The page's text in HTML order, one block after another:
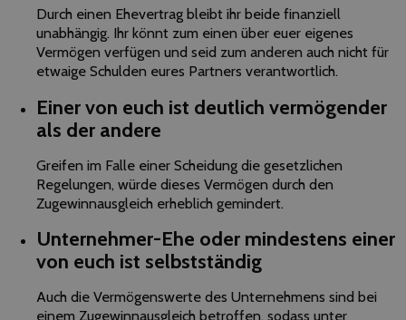
Durch einen Ehevertrag bleibt ihr beide finanziell
unabhängig. Ihr könnt zum einen über euer eigenes
Vermögen verfügen und seid zum anderen auch nicht für
etwaige Schulden eures Partners verantwortlich.
Einer von euch ist deutlich vermögender
als der andere
Greifen im Falle einer Scheidung die gesetzlichen
Regelungen, würde dieses Vermögen durch den
Zugewinnausgleich erheblich gemindert.
Unternehmer-Ehe oder mindestens einer
von euch ist selbstständig
Auch die Vermögenswerte des Unternehmens sind bei
einem Zugewinnausgleich betroffen, sodass unter